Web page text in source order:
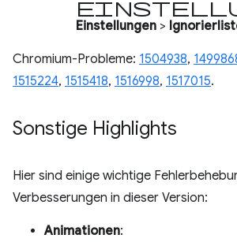
Einstellungen >
Chromium-Probleme: 1504938,
1515224, 1515418, 1516998, 1517015.
Sonstige Highlights
Hier sind einige wichtige
Verbesserungen in dieser Version:
Animationen: